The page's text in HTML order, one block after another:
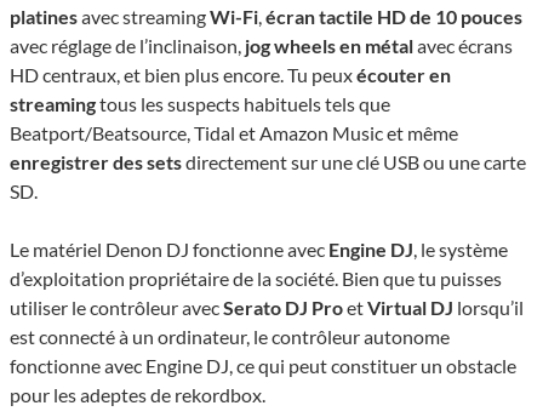
platinesavec streamingWi-Fi,écran tactile HD de 10 pouces
avec réglage de l’inclinaison, jog wheels en métalavec écrans
HD centraux, et bien plus encore. Tu peuxécouter en
streamingtous les suspects habituels tels que
Beatport/Beatsource, Tidal et Amazon Music et même
enregistrer des setsdirectement sur une clé USB ou une carte
SD.
Le matériel Denon DJ fonctionne avec Engine DJ, le système
d’exploitation propriétaire de la société. Bien que tu puisses
utiliser le contrôleur avecSerato DJ ProetVirtual DJ lorsqu’il
est connecté à un ordinateur, le contrôleur autonome
fonctionne avec Engine DJ, ce qui peut constituer un obstacle
pour les adeptes de rekordbox.